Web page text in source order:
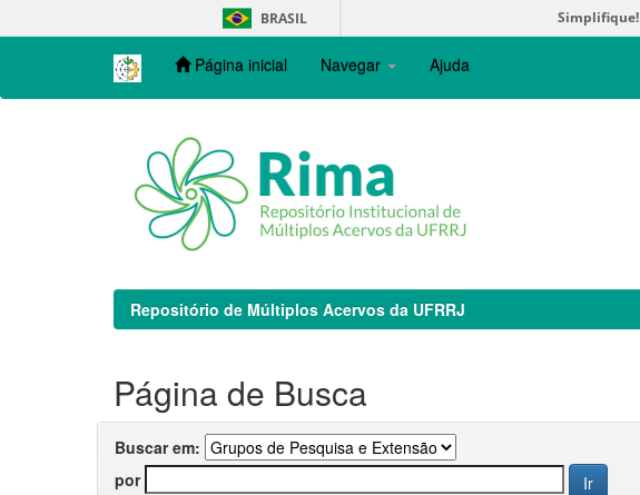
navigation
BRASIL Simplifique!
Página inicial Navegar Ajuda
Repositório de Múltiplos Acervos da UFRRJ
Página de Busca
Buscar em:
por